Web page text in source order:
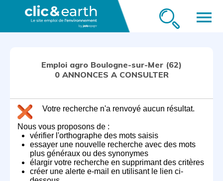
menu
Emploi agro Boulogne-sur-Mer (62)
0 ANNONCES A CONSULTER
Votre recherche n'a renvoyé aucun résultat.
Nous vous proposons de :
vérifier l'orthographe des mots saisis
essayer une nouvelle recherche avec des mots
plus généraux ou des synonymes
élargir votre recherche en supprimant des critères
créer une alerte e-mail en utilisant le lien ci-